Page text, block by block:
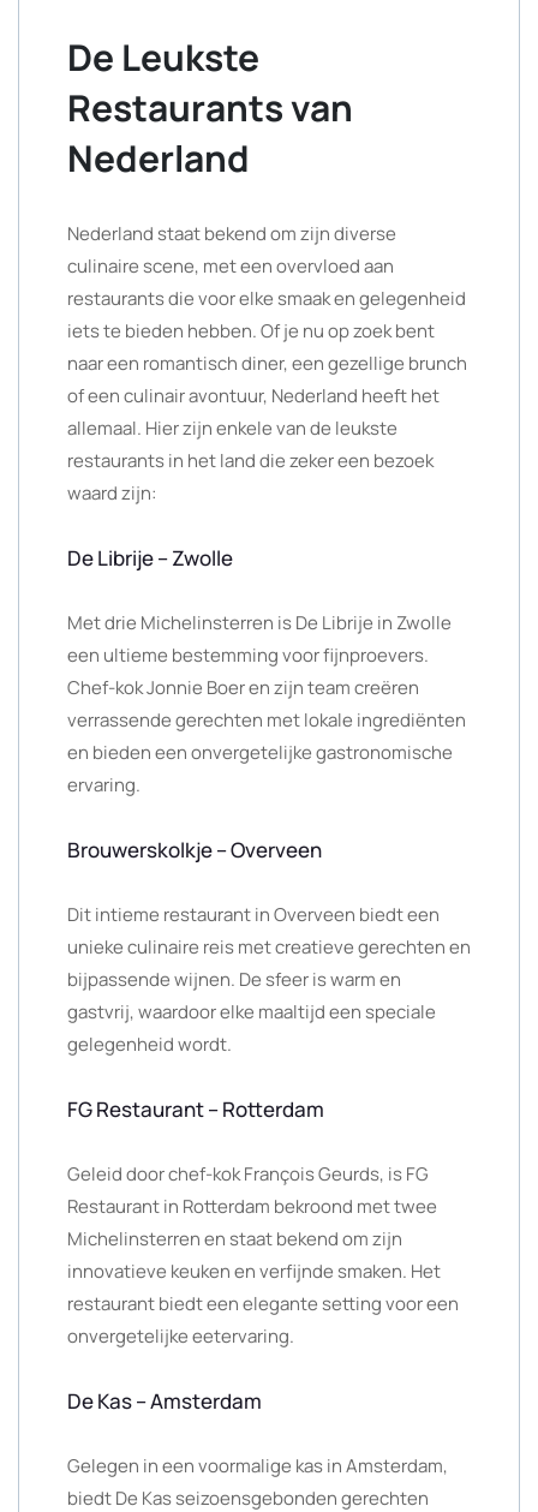
De Leukste
Restaurants van
Nederland
Nederland staat bekend om zijn diverse
culinaire scene, met een overvloed aan
restaurants die voor elke smaak en gelegenheid
iets te bieden hebben. Of je nu op zoek bent
naar een romantisch diner, een gezellige brunch
of een culinair avontuur, Nederland heeft het
allemaal. Hier zijn enkele van de leukste
restaurants in het land die zeker een bezoek
waard zijn:
De Librije – Zwolle
Met drie Michelinsterren is De Librije in Zwolle
een ultieme bestemming voor fijnproevers.
Chef-kok Jonnie Boer en zijn team creëren
verrassende gerechten met lokale ingrediënten
en bieden een onvergetelijke gastronomische
ervaring.
Brouwerskolkje – Overveen
Dit intieme restaurant in Overveen biedt een
unieke culinaire reis met creatieve gerechten en
bijpassende wijnen. De sfeer is warm en
gastvrij, waardoor elke maaltijd een speciale
gelegenheid wordt.
FG Restaurant – Rotterdam
Geleid door chef-kok François Geurds, is FG
Restaurant in Rotterdam bekroond met twee
Michelinsterren en staat bekend om zijn
innovatieve keuken en verfijnde smaken. Het
restaurant biedt een elegante setting voor een
onvergetelijke eetervaring.
De Kas – Amsterdam
Gelegen in een voormalige kas in Amsterdam,
biedt De Kas seizoensgebonden gerechten